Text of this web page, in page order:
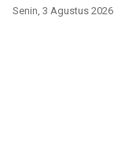
Senin, 3 Agustus 2026